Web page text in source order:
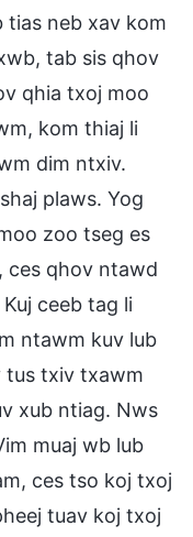
tias neb xav kom
tab sis qhov
qhia txoj moo
kom thiaj li
dim ntxiv.
plaws. Yog
zoo tseg es
ces qhov ntawd
ceeb tag li
ntawm kuv lub
tus txiv txawm
xub ntiag. Nws
muaj wb lub
ces tso koj txoj
tuav koj txoj